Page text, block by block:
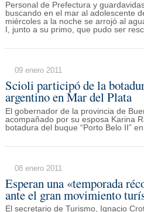
Personal de Prefectura y
buscando en el mar al adolescente
miércoles a la noche se arrojó al
I, junto a su primo, que pudo ser
09 enero 2011
Scioli participó de la
argentino en Mar del Plata
El gobernador de la provincia de
acompañado por su esposa Karina
botadura del buque “Porto Belo II”
08 enero 2011
Esperan una «temporada
ante el gran movimiento
El secretario de Turismo, Ignacio